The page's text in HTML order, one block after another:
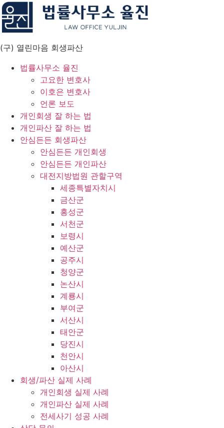
Skip
to
content
(구) 열린마음 회생파산
법률사무소 율진
고요한 변호사
이호은 변호사
언론 보도
개인회생 잘 하는 법
개인파산 잘 하는 법
안심든든 회생파산
안심든든 개인회생
안심든든 개인파산
대전지방법원 관할구역
세종특별자치시
금산군
홍성군
서천군
보령시
예산군
공주시
청양군
논산시
계룡시
부여군
서산시
태안군
당진시
천안시
아산시
회생/파산 실제 사례
개인회생 실제 사례
개인파산 실제 사례
전세사기 성공 사례